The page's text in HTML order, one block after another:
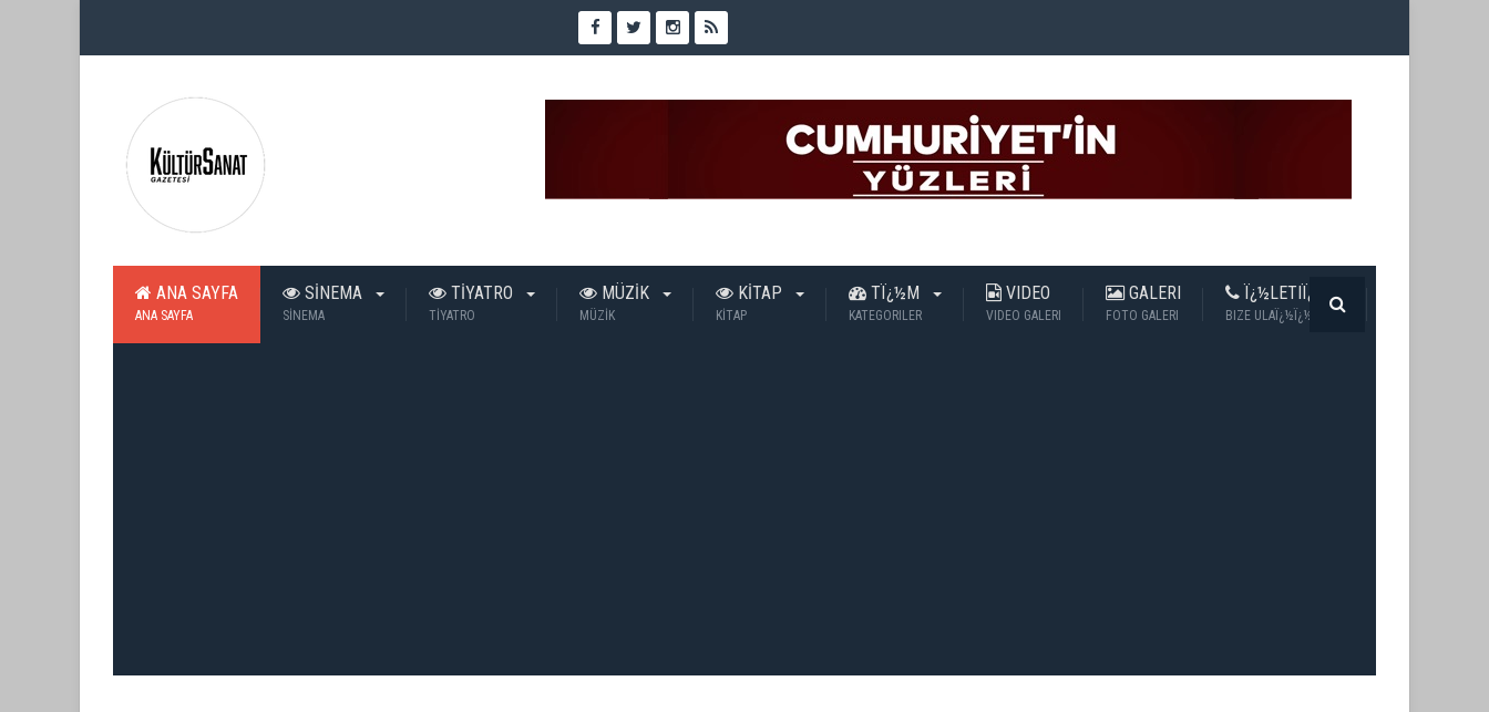
ANA SAYFA
ANA SAYFA
SİNEMA
SİNEMA
TİYATRO
TİYATRO
MÜZİK
MÜZİK
KİTAP
KİTAP
TÏ¿½M
KATEGORILER
VIDEO
VIDEO GALERI
GALERI
FOTO GALERI
Ï¿½LETIÏ¿½IM
BIZE ULAÏ¿½Ï¿½N